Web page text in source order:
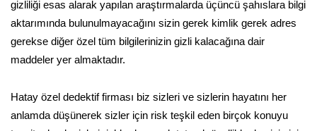
gizliliği esas alarak yapılan araştırmalarda üçüncü şahıslara bilgi
aktarımında bulunulmayacağını sizin gerek kimlik gerek adres
gerekse diğer özel tüm bilgilerinizin gizli kalacağına dair
maddeler yer almaktadır.
Hatay özel dedektif firması biz sizleri ve sizlerin hayatını her
anlamda düşünerek sizler için risk teşkil eden birçok konuyu